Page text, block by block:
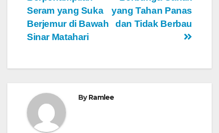
pos
yang Tahan Panas
dan Tidak Berbau
Seram yang Suka
Berjemur di Bawah
Sinar Matahari
ByRamlee